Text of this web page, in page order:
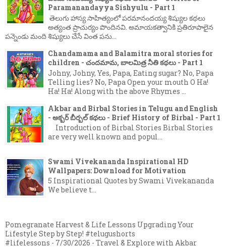
Paramanandayya Sishyulu - Part 1
తెలుగు హాస్య సాహిత్యంలో పరమానందయ్య శిష్యుల కథలు
అత్యంత ప్రాచుర్యం పొందినవి. అమాయకత్వానికి ప్రతిరూపాలైన
పన్నెండు మంది శిష్యులు చేసే వింత పను...
Chandamama and Balamitra moral stories for
children - చందమామ, బాలమిత్ర నీతి కథలు - Part 1
Johny, Johny, Yes, Papa, Eating sugar? No, Papa
Telling lies? No, Papa Open your mouth O Ha!
Ha! Ha! Along with the above Rhymes ...
Akbar and Birbal Stories in Telugu and English
- అక్బర్ బీర్బల్ కథలు - Brief History of Birbal - Part 1
Introduction of Birbal Stories Birbal Stories
are very well known and popul...
Swami Vivekananda Inspirational HD
Wallpapers: Download for Motivation
5 Inspirational Quotes by Swami Vivekananda
We believe t...
Pomegranate Harvest & Life Lessons Upgrading Your
Lifestyle Step by Step! #telugushorts
#lifelessons - 7/30/2026 - Travel & Explore with Akbar